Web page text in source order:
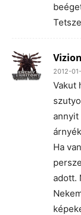
Vizion
2012-
Vakut
annyit
Ha
adott.